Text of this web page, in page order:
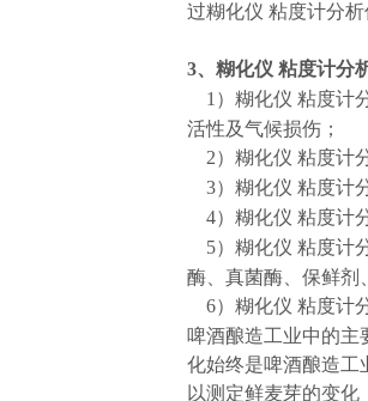
过糊化仪 粘度计分析
3、 糊化仪 粘度计分
1） 糊化仪 粘度计
活性及气候损伤；
2） 糊化仪 粘度计
3） 糊化仪 粘度计
4） 糊化仪 粘度计
5） 糊化仪 粘度计
酶、真菌酶、保鲜剂
6） 糊化仪 粘度计
啤酒酿造工业中的主
化始终是啤酒酿造工
以测定鲜麦芽的变